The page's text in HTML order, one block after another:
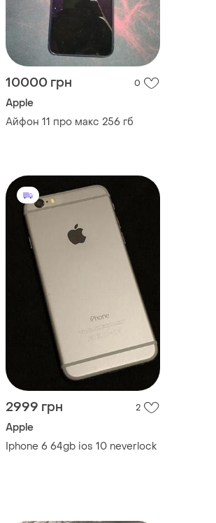
10000 грн 0
Apple
Айфон 11 про макс 256 гб
2999 грн 2
Apple
Iphone 6 64gb ios 10 neverlock